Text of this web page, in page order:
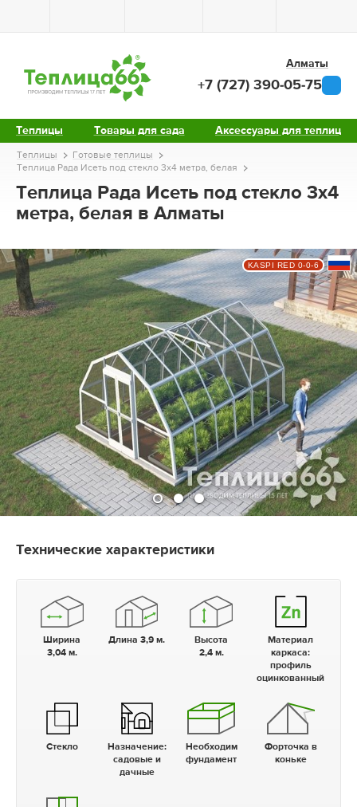
Теплицы Товары для сада Аксессуары для теплиц
Алматы
+7 (727) 390-05-75
Теплицы
Готовые теплицы
Теплица Рада Исеть под стекло 3х4 метра, белая
Теплица Рада Исеть под стекло 3х4
метра, белая в Алматы
KASPI RED 0-0-6
Технические характеристики
Ширина
3,04 м.
Длина 3,9 м.
Высота
2,4 м.
Материал
каркаса:
профиль
оцинкованный
Стекло
Назначение:
садовые и
дачные
Необходим
фундамент
Форточка в
коньке